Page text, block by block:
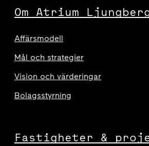
Om Atrium
Affärsmodell
Mål och strategier
Vision och värderingar
Bolagsstyrning
Fastigheter &